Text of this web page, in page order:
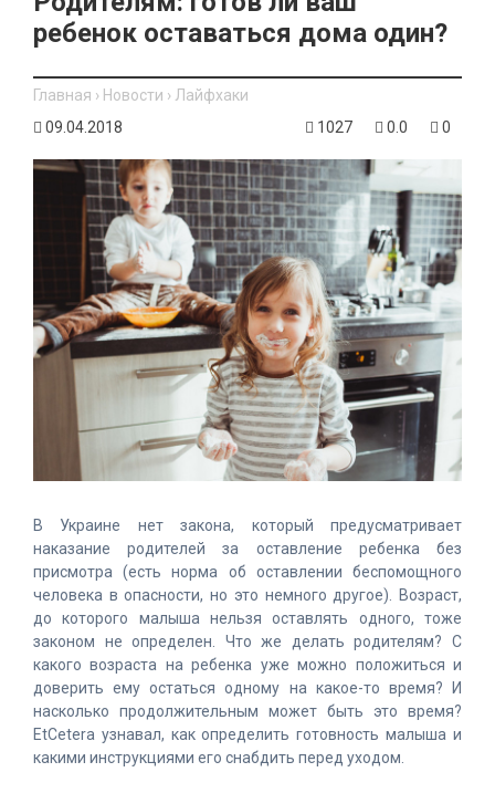
ребенок оставаться дома один?
Главная › Новости › Лайфхаки
09.04.2018
1027 0.0 0
В Украине нет закона, который предусматривает
наказание родителей за оставление ребенка без
присмотра (есть норма об оставлении беспомощного
человека в опасности, но это немного другое). Возраст,
до которого малыша нельзя оставлять одного, тоже
законом не определен. Что же делать родителям? С
какого возраста на ребенка уже можно положиться и
доверить ему остаться одному на какое-то время? И
насколько продолжительным может быть это время?
EtCetera узнавал, как определить готовность малыша и
какими инструкциями его снабдить перед уходом.